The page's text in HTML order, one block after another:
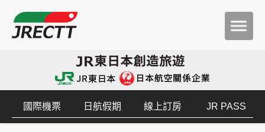
國際機票 日航假期 線上訂房 JR PASS